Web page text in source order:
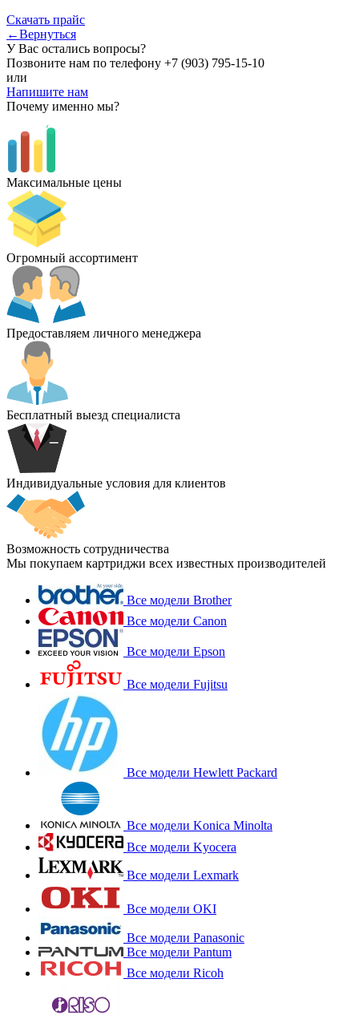
Скачать прайс
←Вернуться
У Вас остались вопросы?
Позвоните нам по телефону +7 (903) 795-15-10
или
Напишите нам
Почему именно мы?
Максимальные цены
Огромный ассортимент
Предоставляем личного менеджера
Бесплатный выезд специалиста
Индивидуальные условия для клиентов
Возможность сотрудничества
Мы покупаем картриджи всех известных производителей
Все модели Brother
Все модели Canon
Все модели Epson
Все модели Fujitsu
Все модели Hewlett Packard
Все модели Konica Minolta
Все модели Kyocera
Все модели Lexmark
Все модели OKI
Все модели Panasonic
Все модели Pantum
Все модели Ricoh